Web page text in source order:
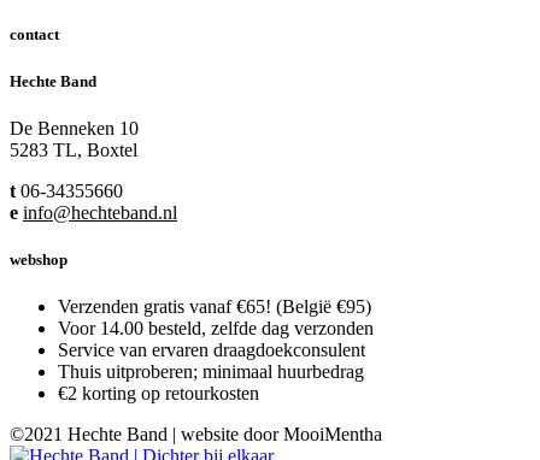
contact
Hechte Band
De Benneken 10
5283 TL, Boxtel
t 06-34355660
e info@hechteband.nl
webshop
Verzenden gratis vanaf €65! (België €95)
Voor 14.00 besteld, zelfde dag verzonden
Service van ervaren draagdoekconsulent
Thuis uitproberen; minimaal huurbedrag
€2 korting op retourkosten
©2021 Hechte Band | website door MooiMentha